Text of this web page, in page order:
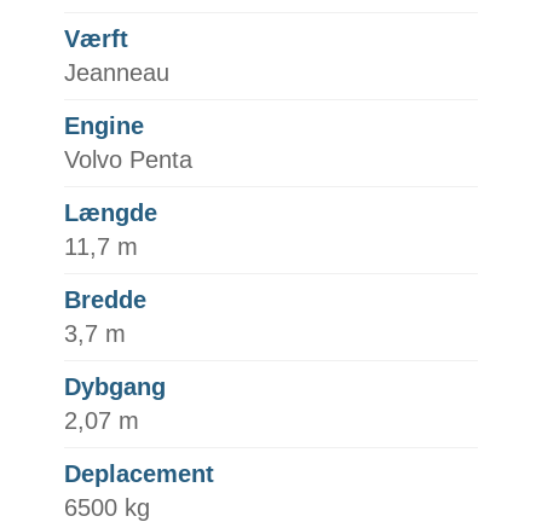
Værft
Jeanneau
Engine
Volvo Penta
Længde
11,7 m
Bredde
3,7 m
Dybgang
2,07 m
Deplacement
6500 kg